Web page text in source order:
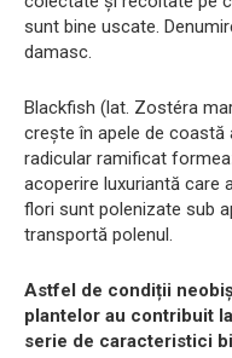
sunt bine uscate.
damasc.
Blackfish (lat. Zostéra
crește în apele de coastă
radicular ramificat
acoperire luxuriantă care
flori sunt polenizate sub
transportă polenul.
Astfel de condiții
plantelor au contribuit
serie de caracteristici